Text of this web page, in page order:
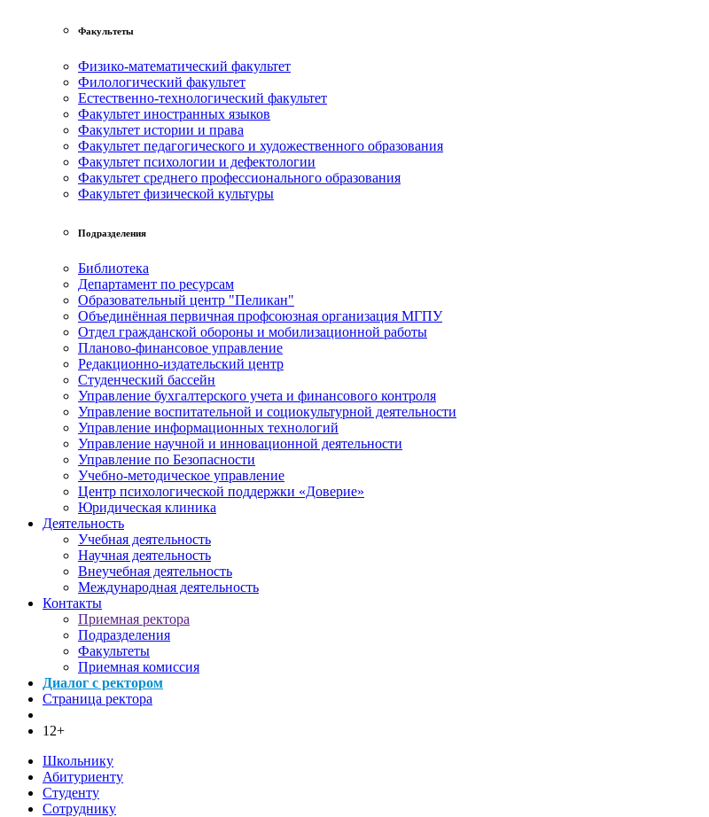
Факультеты
Физико-математический факультет
Филологический факультет
Естественно-технологический факультет
Факультет иностранных языков
Факультет истории и права
Факультет педагогического и художественного образования
Факультет психологии и дефектологии
Факультет среднего профессионального образования
Факультет физической культуры
Подразделения
Библиотека
Департамент по ресурсам
Образовательный центр "Пеликан"
Объединённая первичная профсоюзная организация МГПУ
Отдел гражданской обороны и мобилизационной работы
Планово-финансовое управление
Редакционно-издательский центр
Студенческий бассейн
Управление бухгалтерского учета и финансового контроля
Управление воспитательной и социокультурной деятельности
Управление информационных технологий
Управление научной и инновационной деятельности
Управление по Безопасности
Учебно-методическое управление
Центр психологической поддержки «Доверие»
Юридическая клиника
Деятельность
Учебная деятельность
Научная деятельность
Внеучебная деятельность
Международная деятельность
Контакты
Приемная ректора
Подразделения
Факультеты
Приемная комиссия
Диалог с ректором
Страница ректора
12+
Школьнику
Абитуриенту
Студенту
Сотруднику